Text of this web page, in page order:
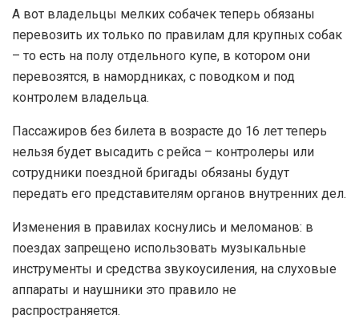
А вот владельцы мелких собачек теперь обязаны
перевозить их только по правилам для крупных собак
– то есть на полу отдельного купе, в котором они
перевозятся, в намордниках, с поводком и под
контролем владельца.
Пассажиров без билета в возрасте до 16 лет теперь
нельзя будет высадить с рейса – контролеры или
сотрудники поездной бригады обязаны будут
передать его представителям органов внутренних дел.
Изменения в правилах коснулись и меломанов: в
поездах запрещено использовать музыкальные
инструменты и средства звукоусиления, на слуховые
аппараты и наушники это правило не
распространяется.